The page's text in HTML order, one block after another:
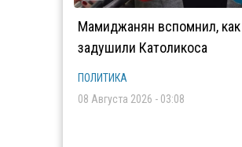
Мамиджанян вспомнил,
задушили Католикоса
ПОЛИТИКА
08 Августа 2026 - 03:08